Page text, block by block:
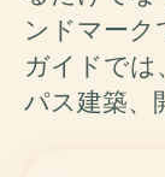
ンドマー
ガイドでは
パス建築、